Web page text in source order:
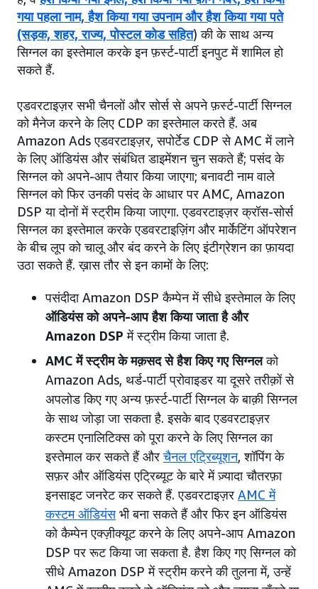
गया पहला नाम, हैश किया गया उपनाम और हैश किया गया पते
(सड़क, शहर, राज्य, पोस्टल कोड सहित) की के साथ अन्य
सिग्नल का इस्तेमाल करके इन फ़र्स्ट-पार्टी इनपुट में शामिल हो
सकते हैं.
एडवरटाइज़र सभी चैनलों और सोर्स से अपने फ़र्स्ट-पार्टी सिग्नल
को मैनेज करने के लिए CDP का इस्तेमाल करते हैं. अब
Amazon Ads एडवरटाइज़र, सपोर्टेड CDP से AMC में लाने
के लिए ऑडियंस और संबंधित डाइमेंशन चुन सकते हैं; पसंद के
सिग्नल को अपने-आप तैयार किया जाएगा; बनावटी नाम वाले
सिग्नल को फिर उनकी पसंद के आधार पर AMC, Amazon
DSP या दोनों में स्ट्रीम किया जाएगा. एडवरटाइज़र क्रॉस-सोर्स
सिग्नल का इस्तेमाल करके एडवरटाइज़िंग और मार्केटिंग ऑपरेशन
के बीच लूप को चालू और बंद करने के लिए इंटीग्रेशन का फ़ायदा
उठा सकते हैं. ख़ास तौर से इन कामों के लिए:
पसंदीदा Amazon DSP कैम्पेन में सीधे इस्तेमाल के लिए
ऑडियंस को अपने-आप हैश किया जाता है और
Amazon DSP में स्ट्रीम किया जाता है.
AMC में स्ट्रीम के मक़सद से हैश किए गए सिग्नलको
Amazon Ads, थर्ड-पार्टी प्रोवाइडर या दूसरे तरीक़ों से
अपलोड किए गए अन्य फ़र्स्ट-पार्टी सिग्नल के बाक़ी सिग्नल
के साथ जोड़ा जा सकता है. इसके बाद एडवरटाइज़र
कस्टम एनालिटिक्स को पूरा करने के लिए सिग्नल का
इस्तेमाल कर सकते हैं औरचैनल एट्रिब्यूशन, शॉपिंग के
सफ़र और ऑडियंस एट्रिब्यूट के बारे में ज़्यादा चौतरफ़ा
इनसाइट जनरेट कर सकते हैं. एडवरटाइज़र AMC में
कस्टम ऑडियंसभी बना सकते हैं और फिर इन ऑडियंस
को कैम्पेन एक्ज़ीक्यूट करने के लिए अपने-आप Amazon
DSP पर रूट किया जा सकता है. हैश किए गए सिग्नल को
सीधे Amazon DSP में स्ट्रीम करने की तुलना में, उन्हें